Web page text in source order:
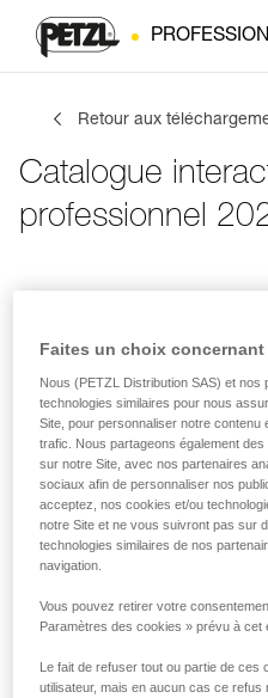
Retour aux
Catalogue
professionnel
Infos de contact
Inscris tes coordonnées
PRÉNOM *
Faites un choix
Nous (PETZL Distribution SAS) et
technologies similaires pour nous
Site, pour personnaliser notre
trafic. Nous partageons également
sur notre Site, avec nos partenaires
sociaux afin de personnaliser nos
acceptez, nos cookies et/ou
notre Site et ne vous suivront pas sur
technologies similaires de nos
navigation.
Vous pouvez retirer votre
Paramètres des cookies » prévu à cet
Le fait de refuser tout ou partie de
utilisateur, mais en aucun cas ce refus